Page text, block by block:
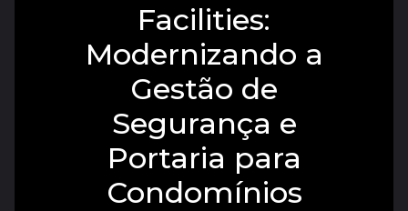
Facilities:
Modernizando a
Gestão de
Segurança e
Portaria para
Condomínios